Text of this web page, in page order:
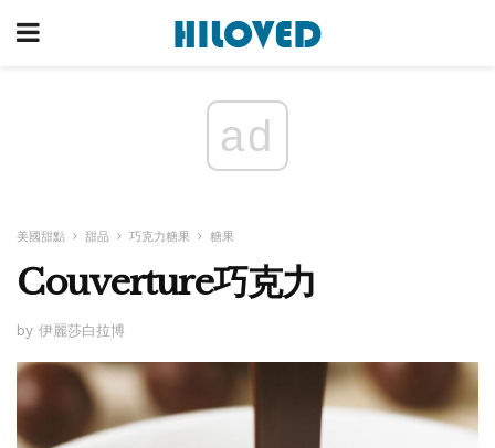
ad
美國甜點 甜品 巧克力糖果 糖果
Couverture巧克力
by 伊麗莎白拉博